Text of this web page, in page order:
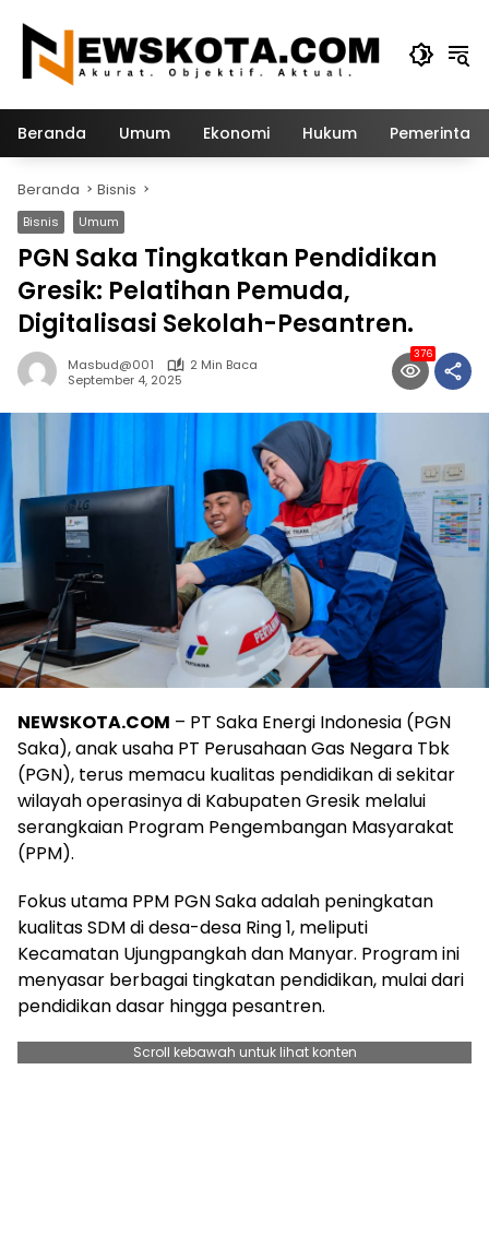
konten
Beranda Umum Ekonomi Hukum
Beranda Bisnis
Bisnis Umum
PGN Saka Tingkatkan Pendidikan
Gresik: Pelatihan Pemuda,
Digitalisasi Sekolah-Pesantren.
Masbud@001
2 Min Baca
September 4, 2025
376
NEWSKOTA.COM – PT Saka Energi Indonesia (PGN
Saka), anak usaha PT Perusahaan Gas Negara Tbk
(PGN), terus memacu kualitas pendidikan di sekitar
wilayah operasinya di Kabupaten Gresik melalui
serangkaian Program Pengembangan Masyarakat
(PPM).
Fokus utama PPM PGN Saka adalah peningkatan
kualitas SDM di desa-desa Ring 1, meliputi
Kecamatan Ujungpangkah dan Manyar. Program ini
menyasar berbagai tingkatan pendidikan, mulai dari
pendidikan dasar hingga pesantren.
Scroll kebawah untuk lihat konten